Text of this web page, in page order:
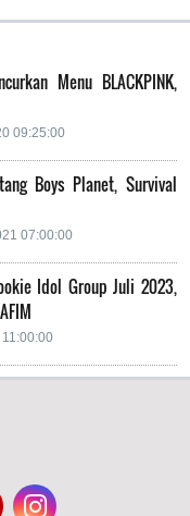
Menu BLACKPINK,
09:25:00
Boys Planet, Survival
07:00:00
Idol Group Juli 2023,